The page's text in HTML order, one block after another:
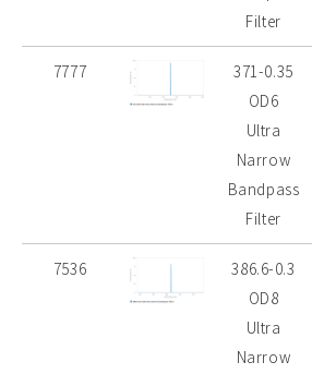
Filter
7777
371-0.35
OD6
Ultra
Narrow
Bandpass
Filter
7536
386.6-0.3
OD8
Ultra
Narrow